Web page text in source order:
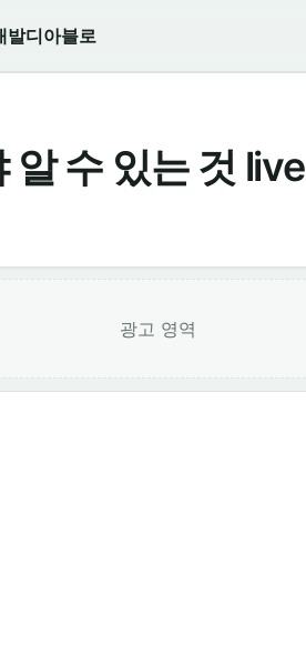
발디아블로
알 수 있는 것 live
광고 영역